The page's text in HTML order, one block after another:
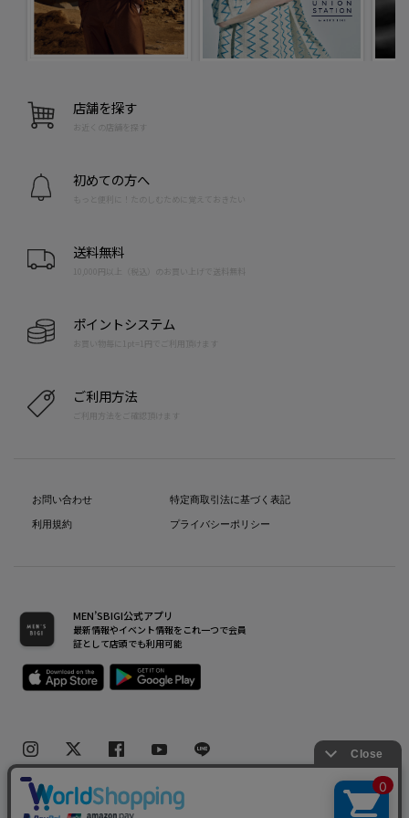
店舗を探す
お近くの店舗を探す
初めての方へ
もっと便利に！たのしむために覚えておきたい
送料無料
10,000円以上（税込）のお買い上げで送料無料
ポイントシステム
お買い物毎に1pt=1円でご利用頂けます
ご利用方法
ご利用方法をご確認頂けます
お問い合わせ
利用規約
特定商取引法に基づく表記
プライバシーポリシー
MEN’SBIGI公式アプリ
最新情報やイベント情報をこれ一つで会員
証として店頭でも利用可能
Copyright(C) Bigi Co.,Ltd.All Rights Reserved.